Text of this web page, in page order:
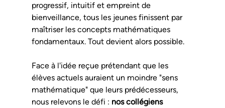
progressif, intuitif et empreint de
bienveillance, tous les jeunes finissent par
maîtriser les concepts mathématiques
fondamentaux. Tout devient alors possible.
Face à l'idée reçue prétendant que les
élèves actuels auraient un moindre "sens
mathématique" que leurs prédécesseurs,
nous relevons le défi : nos collégiens